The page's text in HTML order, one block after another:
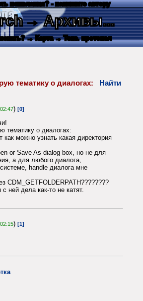
пожелания? - напишите автору
→ Архивы...
→ Карта → Текс. протокол
тематику о диалогах:
Найти
) [0]
тематику о диалогах:
как можно узнать какая директория
or Save As dialog box, но не для
а для любого диалога,
handle диалога мне
CDM_GETFOLDERPATH????????
ней дела как-то не катят.
) [1]